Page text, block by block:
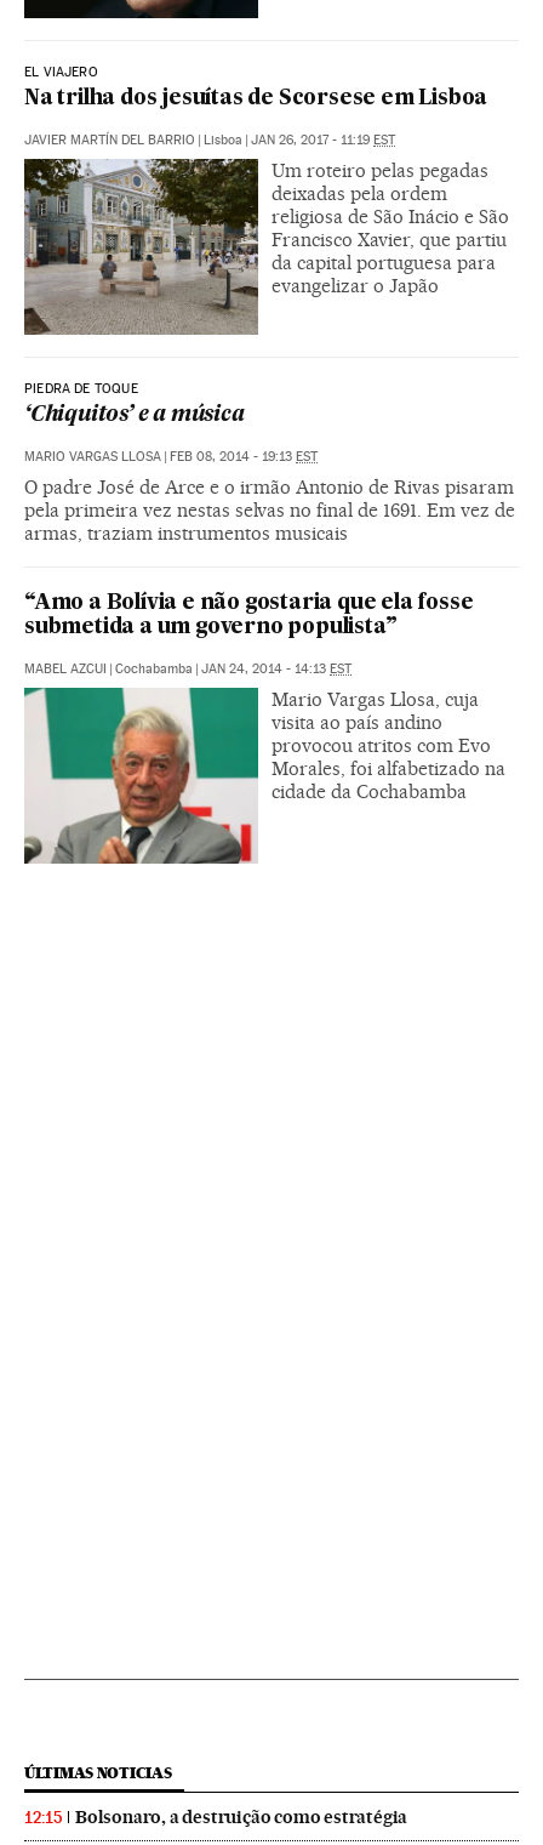
EL VIAJERO
Na trilha dos jesuítas de Scorsese em Lisboa
JAVIER MARTÍN DEL BARRIO | Lisboa | JAN 26, 2017 - 11:19 EST
Um roteiro pelas pegadas
deixadas pela ordem
religiosa de São Inácio e São
Francisco Xavier, que partiu
da capital portuguesa para
evangelizar o Japão
PIEDRA DE TOQUE
‘Chiquitos’ e a música
MARIO VARGAS LLOSA | FEB 08, 2014 - 19:13 EST
O padre José de Arce e o irmão Antonio de Rivas pisaram
pela primeira vez nestas selvas no final de 1691. Em vez de
armas, traziam instrumentos musicais
“Amo a Bolívia e não gostaria que ela fosse
submetida a um governo populista”
MABEL AZCUI | Cochabamba | JAN 24, 2014 - 14:13 EST
Mario Vargas Llosa, cuja
visita ao país andino
provocou atritos com Evo
Morales, foi alfabetizado na
cidade da Cochabamba
ÚLTIMAS NOTICIAS
12:15 Bolsonaro, a destruição como estratégia